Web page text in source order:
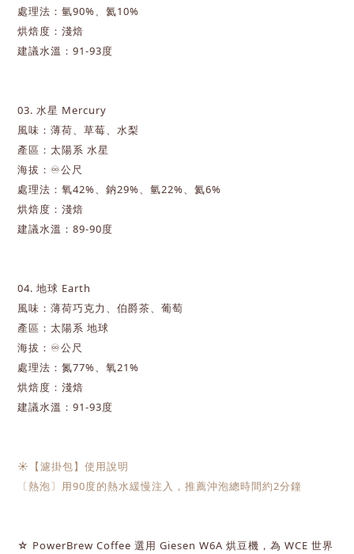
處理法：氫90%、氦10%
烘焙度：淺焙
建議水溫：91-93度
03. 水星 Mercury
風味：薄荷、草莓、水梨
產區：太陽系 水星
海拔：♾️公尺
處理法：氧42%、鈉29%、氫22%、氦6%
烘焙度：淺焙
建議水溫： 89-90度
04. 地球 Earth
風味：薄荷巧克力、伯爵茶、葡萄
產區：太陽系 地球
海拔：♾️公尺
處理法：氮77%、氧21%
烘焙度：淺焙
建議水溫：91-93度
☀【濾掛包】使用說明
〔熱泡〕用90度的熱水緩慢注入，推薦沖泡總時間約2分鐘
☆ PowerBrew Coffee 選用 Giesen W6A 烘豆機，為 WCE 世界